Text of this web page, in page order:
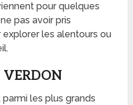
pour quelques
pas avoir pris
les alentours ou
VERDON
les plus grands